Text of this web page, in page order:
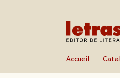
Aller à la
Aller au contenu
Accueil